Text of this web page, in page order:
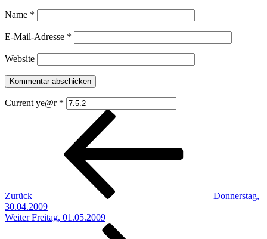
Name *
E-Mail-Adresse *
Website
Current ye@r *
Beitragsnavigation
Zurück
Donnerstag,
30.04.2009
Nächster
Weiter Freitag, 01.05.2009